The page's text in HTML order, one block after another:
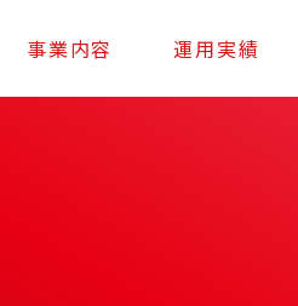
事業内容 運用実績